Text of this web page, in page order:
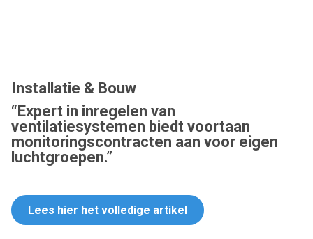
Installatie & Bouw
“Expert in inregelen van
ventilatiesystemen biedt voortaan
monitoringscontracten aan voor eigen
luchtgroepen.”
Lees hier het volledige artikel